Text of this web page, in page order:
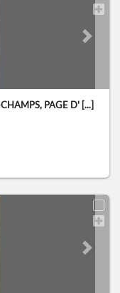
Next
PAGE D' [...]
Next